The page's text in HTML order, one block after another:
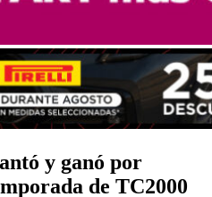
y ganó por
de TC2000